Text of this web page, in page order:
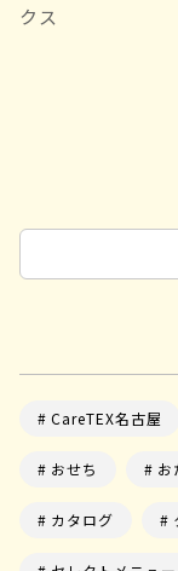
クス
CareTEX名古屋
おせち お
カタログ